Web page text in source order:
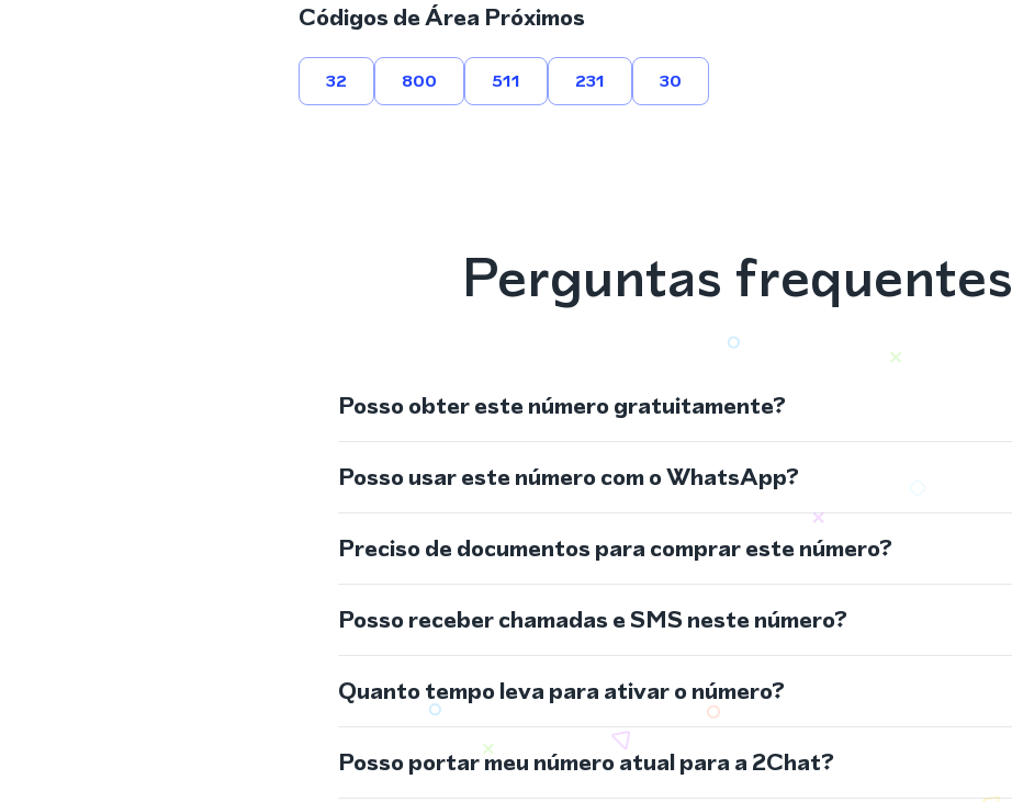
Códigos de Área Próximos
32 800 511 231 30
Perguntas frequentes
Posso obter este número gratuitamente?
Posso usar este número com o WhatsApp?
Preciso de documentos para comprar este número?
Posso receber chamadas e SMS neste número?
Quanto tempo leva para ativar o número?
Posso portar meu número atual para a 2Chat?